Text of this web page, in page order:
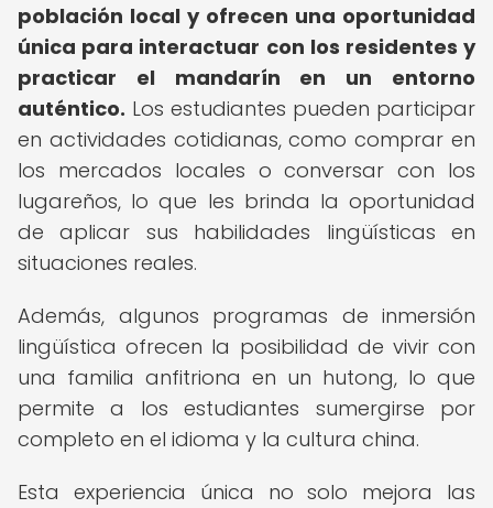
población local y ofrecen una oportunidad
única para interactuar con los residentes y
practicar el mandarín en un entorno
auténtico. Los estudiantes pueden participar
en actividades cotidianas, como comprar en
los mercados locales o conversar con los
lugareños, lo que les brinda la oportunidad
de aplicar sus habilidades lingüísticas en
situaciones reales.
Además, algunos programas de inmersión
lingüística ofrecen la posibilidad de vivir con
una familia anfitriona en un hutong, lo que
permite a los estudiantes sumergirse por
completo en el idioma y la cultura china.
Esta experiencia única no solo mejora las